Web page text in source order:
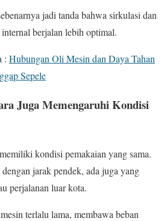
jadi tanda bahwa sirkulasi dan
berjalan lebih optimal.
: Hubungan Oli Mesin dan Daya Tahan
Sepele
Juga Memengaruhi Kondisi
kondisi pemakaian yang sama.
jarak pendek, ada juga yang
perjalanan luar kota.
terlalu lama, membawa beban